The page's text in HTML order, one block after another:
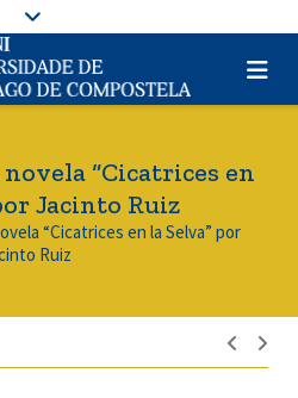
“Cicatrices en
Jacinto Ruiz
“Cicatrices en la Selva” por
Ruiz
de